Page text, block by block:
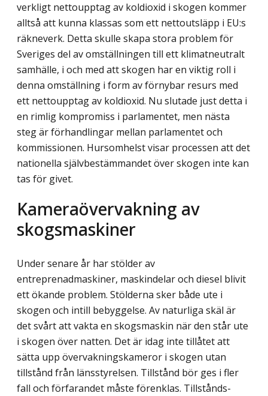
verkligt nettoupptag av koldioxid i skogen kommer
alltså att kunna klassas som ett nettoutsläpp i EU:s
räkneverk. Detta skulle skapa stora problem för
Sveriges del av omställningen till ett klimatneutralt
samhälle, i och med att skogen har en viktig roll i
denna omställning i form av förnybar resurs med
ett nettoupptag av koldioxid. Nu slutade just detta i
en rimlig kompromiss i parlamentet, men nästa
steg är förhandlingar mellan parlamentet och
kommissionen. Hursomhelst visar processen att det
nationella självbestämmandet över skogen inte kan
tas för givet.
Kameraövervakning av
skogsmaskiner
Under senare år har stölder av
entreprenadmaskiner, maskindelar och diesel blivit
ett ökande problem. Stölderna sker både ute i
skogen och intill bebyggelse. Av naturliga skäl är
det svårt att vakta en skogsmaskin när den står ute
i skogen över natten. Det är idag inte tillåtet att
sätta upp övervakningskameror i skogen utan
tillstånd från länsstyrelsen. Tillstånd bör ges i fler
fall och förfarandet måste förenklas. Tillstånds­